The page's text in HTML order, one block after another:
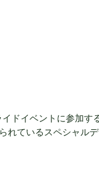
ドイベントに参加す
れているスペシャル